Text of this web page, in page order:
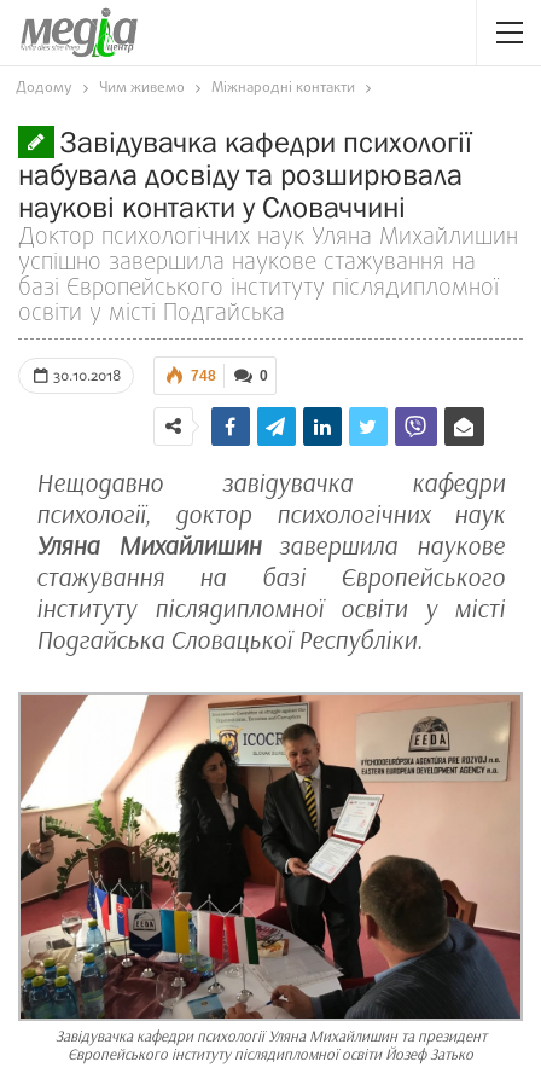
Додому Чим живемо Міжнародні контакти
Завідувачка кафедри психології
набувала досвіду та розширювала
наукові контакти у Словаччині
Доктор психологічних наук Уляна Михайлишин
успішно завершила наукове стажування на
базі Європейського інституту післядипломної
освіти у місті Подгайська
30.10.2018 0
748
Нещодавно завідувачка кафедри
психології, доктор психологічних наук
Уляна Михайлишинзавершила наукове
стажування на базі Європейського
інституту післядипломної освіти у місті
Подгайська Словацької Республіки.
Завідувачка кафедри психології Уляна Михайлишин та президент
Європейського інституту післядипломної освіти Йозеф Затько